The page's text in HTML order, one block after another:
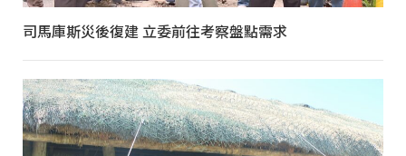
司馬庫斯災後復建 立委前往考察盤點需求